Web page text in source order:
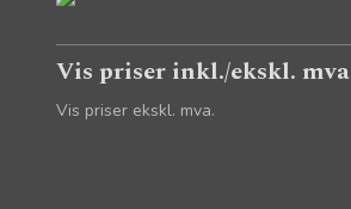
Vis priser inkl./ekskl. mva
Vis priser ekskl. mva.